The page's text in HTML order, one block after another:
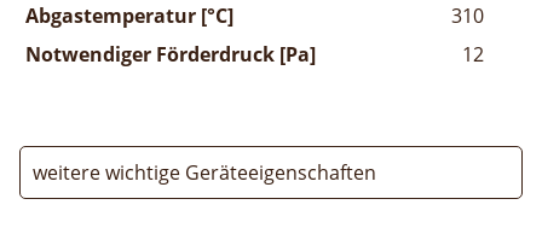
Abgastemperatur [°C]
310
Notwendiger Förderdruck [Pa]
12
weitere wichtige Geräteeigenschaften